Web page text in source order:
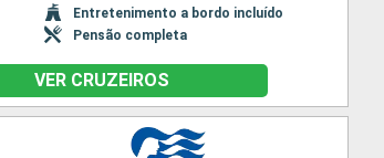
Entretenimento a bordo incluído
Pensão completa
VER CRUZEIROS